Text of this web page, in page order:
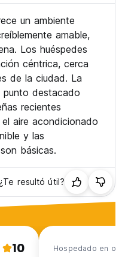
un ambiente
amable,
Los huéspedes
céntrica, cerca
de la ciudad. La
destacado
recientes
aire acondicionado
y las
básicas.
¿Te resultó útil?
10 Hospedado en oct